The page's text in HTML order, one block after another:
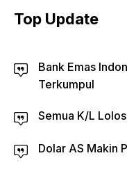
Top Update
Bank Emas
Terkumpul
Semua K/L
Dolar AS Makin